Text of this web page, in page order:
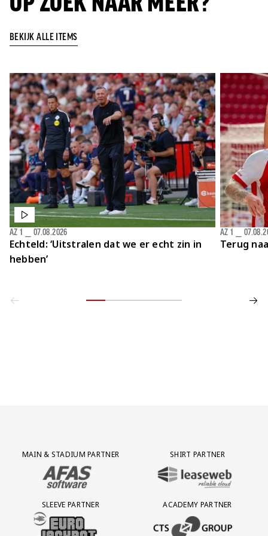
Jong AZ
BEKIJK ALLE ITEMS
Echteld: ‘Uitstralen dat we er echt zin in
hebben’
AZ 1 07.08.2026
Terug
AZ 1
Partner Logos Grid
MAIN & STADIUM PARTNER
BEZOEK ONZE MAIN & STADIUM PARTNER AFAS SOFTWARE
SHIRT PARTNER
BEZOEK ONZE SHIRT PARTNER
SLEEVE PARTNER
BEZOEK ONZE SLEEVE PARTNER EUROJACKPOT
ACADEMY PARTNER
BEZOEK ONZE ACADEMY